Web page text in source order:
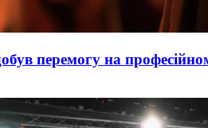
перемогу на